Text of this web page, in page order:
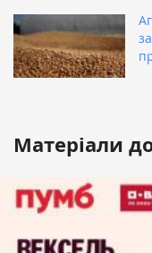
Матеріали